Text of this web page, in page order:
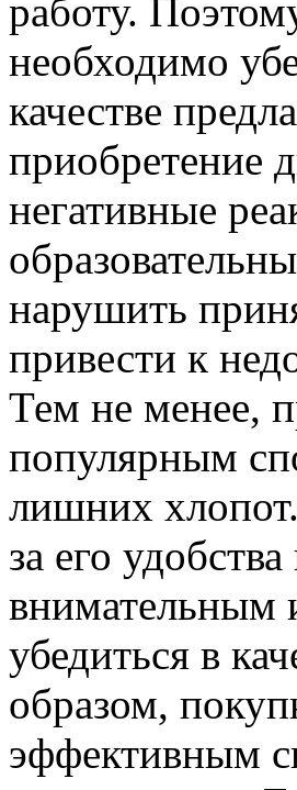
работу.
необходимо
качестве
приобретение
негативные
нарушить
привести к
Тем не менее,
популярным
лишних
за его
внимательным
убедиться в
образом,
эффективным